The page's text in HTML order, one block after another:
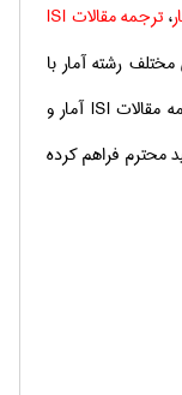
،ترجمه مقالاتISI
رشته آمار با
مقالاتISI آمار و
محترم فراهم كرده